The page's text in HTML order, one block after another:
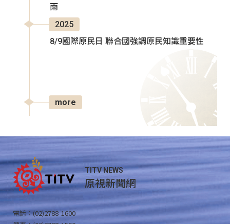
雨
2025
8/9國際原民日 聯合國強調原民知識重要性
more
TITV NEWS
原視新聞網
電話：(02)2788-1600